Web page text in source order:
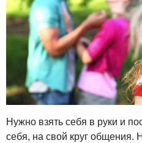
Нужно взять себя в руки и
себя, на свой круг общения.